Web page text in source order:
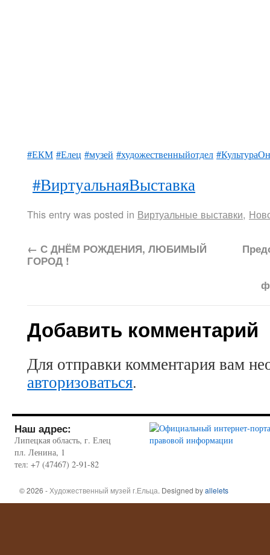
#ЕКМ #Елец #музей #художественныйотдел
#ВиртуальнаяВыставка
This entry was posted in Виртуальные выставки,
← С ДНЁМ РОЖДЕНИЯ, ЛЮБИМЫЙ
ГОРОД !
Добавить комментарий
Для отправки комментария вам
авторизоваться.
Наш адрес:
Липецкая область, г. Елец
пл. Ленина, 1
тел: +7 (47467) 2-91-82
© 2026 - Художественный музей г.Ельца. Designed byallelets